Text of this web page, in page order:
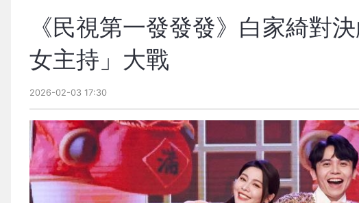
《民視第一發發發》白家綺對
女主持」大戰
2026-02-03 17:30